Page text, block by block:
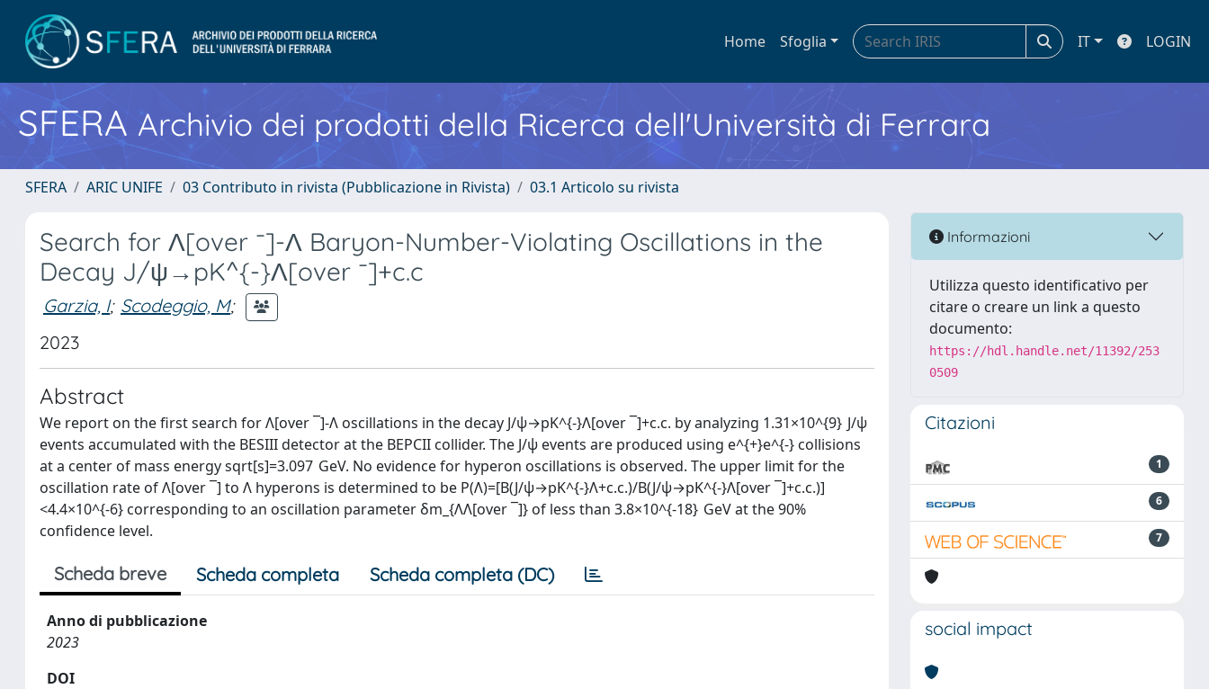
Home Sfoglia IT LOGIN
SFERA Archivio dei prodotti della Ricerca dell'Università di Ferrara
SFERA ARIC UNIFE 03 Contributo in rivista (Pubblicazione in Rivista) 03.1 Articolo su rivista
Search for Λ[over ¯]-Λ Baryon-Number-Violating Oscillations in the
Decay J/ψ→pK^{-}Λ[over ¯]+c.c
Garzia, I; Scodeggio, M;
2023
Abstract
We report on the first search for Λ[over ¯]-Λ oscillations in the decay J/ψ→pK^{-}Λ[over ¯]+c.c. by analyzing 1.31×10^{9} J/ψ
events accumulated with the BESIII detector at the BEPCII collider. The J/ψ events are produced using e^{+}e^{-} collisions
at a center of mass energy sqrt[s]=3.097 GeV. No evidence for hyperon oscillations is observed. The upper limit for the
oscillation rate of Λ[over ¯] to Λ hyperons is determined to be P(Λ)=[B(J/ψ→pK^{-}Λ+c.c.)/B(J/ψ→pK^{-}Λ[over ¯]+c.c.)]
<4.4×10^{-6} corresponding to an oscillation parameter δm_{ΛΛ[over ¯]} of less than 3.8×10^{-18} GeV at the 90%
confidence level.
Scheda breve Scheda completa Scheda completa (DC)
Anno di pubblicazione
2023
DOI
Informazioni
Utilizza questo identificativo per
citare o creare un link a questo
documento:
https://hdl.handle.net/11392/253
0509
Citazioni
1
6
7
social impact